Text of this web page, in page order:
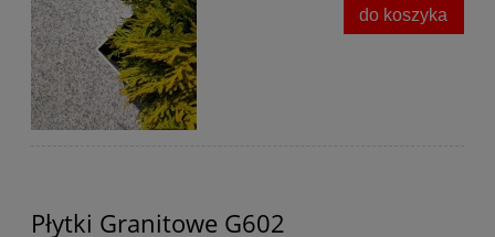
do koszyka
Płytki Granitowe G602